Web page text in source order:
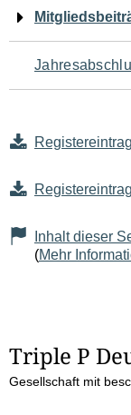
Inhalt dieser
(Mehr
S
e
Triple P
Gesellschaft mit